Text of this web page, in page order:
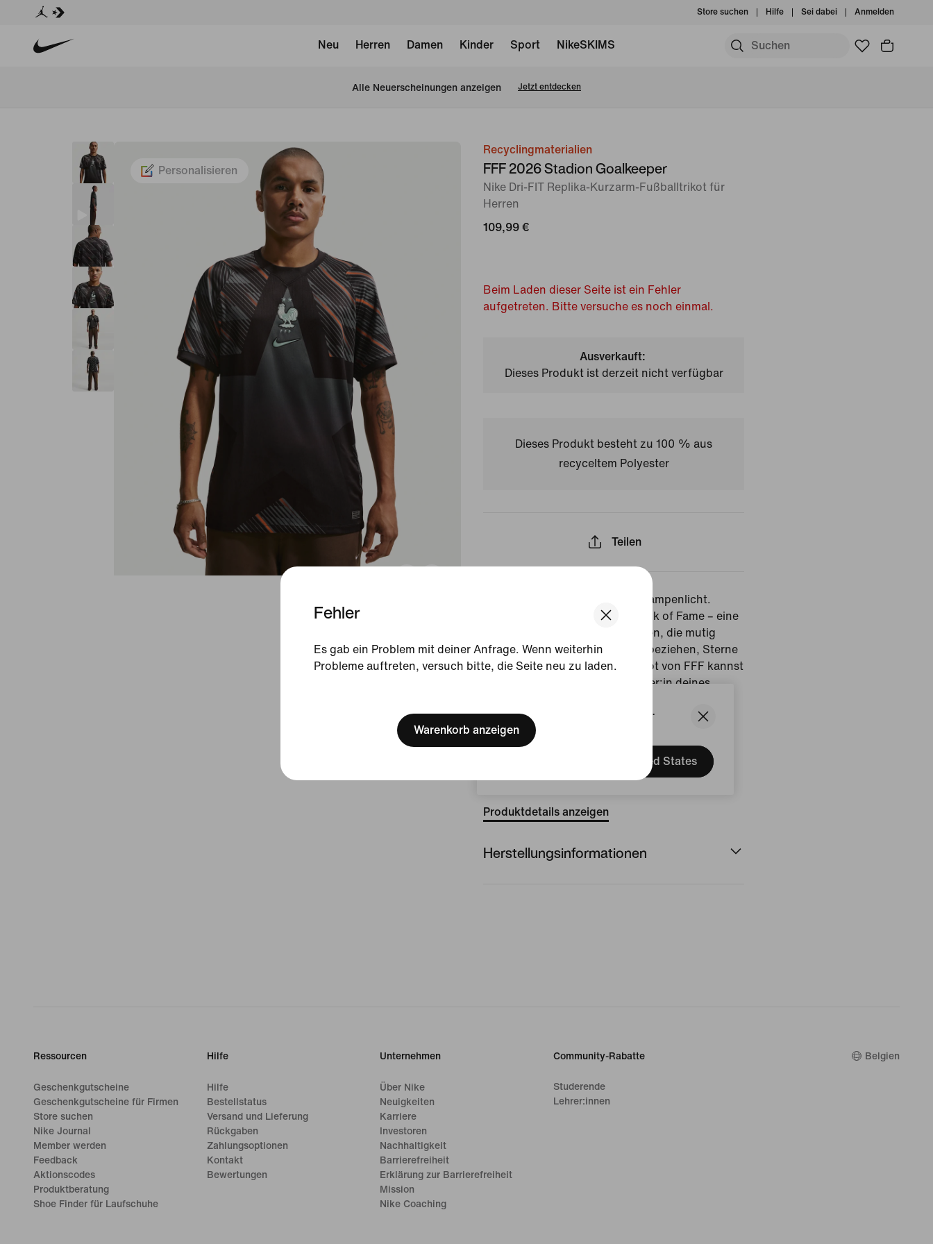
We think you are in United States.
Update your location?
United States
Fehler
Es gab ein Problem mit deiner Anfrage. Wenn weiterhin
Probleme auftreten, versuch bitte, die Seite neu zu laden.
Warenkorb anzeigen
Store suchen Hilfe Sei dabei Anmelden
Neu Herren Damen Kinder Sport NikeSKIMS
Alle Neuerscheinungen anzeigen Jetzt entdecken
Bild 1
Personalisieren
Recyclingmaterialien
FFF 2026 Stadion Goalkeeper
Nike Dri-FIT Replika-Kurzarm-Fußballtrikot für
Herren
109,99 €
Beim Laden dieser Seite ist ein Fehler
aufgetreten. Bitte versuche es noch einmal.
Ausverkauft:
Dieses Produkt ist derzeit nicht verfügbar
Dieses Produkt besteht zu 100 % aus
recyceltem Polyester
Teilen
Torhüter:innen verdienen das Rampenlicht.
Betrachte dies also als ihren Walk of Fame – eine
Kollektion, die allen Keeper:innen, die mutig
Position zwischen den Pfosten beziehen, Sterne
verleiht. Mit diesem Replika-Trikot von FFF kannst
du aussehen wie der/die Torhüter:in deines
Gezeigte Farbe:
Produktdetails anzeigen
Herstellungsinformationen
Ressourcen
Geschenkgutscheine
Geschenkgutscheine für Firmen
Store suchen
Nike Journal
Member werden
Feedback
Aktionscodes
Produktberatung
Shoe Finder für Laufschuhe
Hilfe
Hilfe
Bestellstatus
Versand und Lieferung
Rückgaben
Zahlungsoptionen
Kontakt
Bewertungen
Unternehmen
Über Nike
Neuigkeiten
Karriere
Investoren
Nachhaltigkeit
Barrierefreiheit
Erklärung zur Barrierefreiheit
Mission
Nike Coaching
Community-Rabatte
Studerende
Lehrer:innen
Belgien